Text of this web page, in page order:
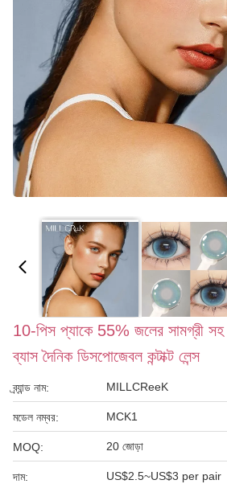
10-পিস প্যাকে 55% জলের সামগ্রী সহ
ব্যাস দৈনিক ডিসপোজেবল কন্টাক্ট লেন্স
ব্র্যান্ড নাম: MILLCReeK
মডেল নম্বর: MCK1
MOQ: 20 জোড়া
দাম: US$2.5~US$3 per pair